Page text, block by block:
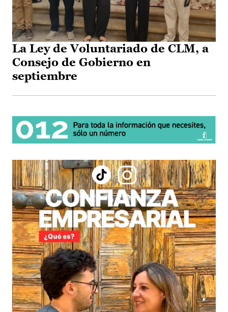
La Ley de Voluntariado de CLM, a
Consejo de Gobierno en
septiembre